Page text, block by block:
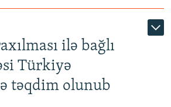
ilə bağlı
Türkiyə
təqdim olunub